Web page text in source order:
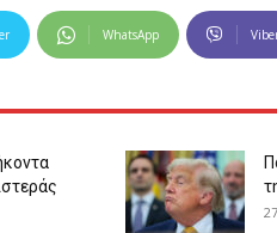
WhatsApp